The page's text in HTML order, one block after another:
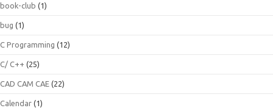
book-club (1)
bug (1)
C Programming (12)
C/ C++ (25)
CAD CAM CAE (22)
Calendar (1)